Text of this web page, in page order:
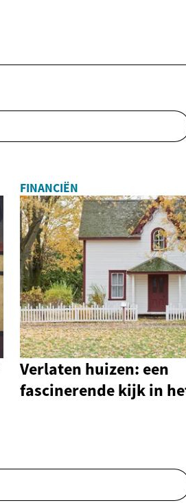
FINANCIËN
Verlaten huizen: een
fascinerende kijk in